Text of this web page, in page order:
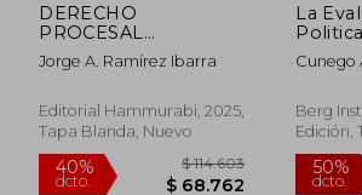
DERECHO
PROCESAL
ADMINISTRATIVO Y
LEY N° 20.285
Jorge A. Ramírez Ibarra
Editorial Hammurabi, 2025,
Tapa Blanda, Nuevo
La
una
Cunego
Berg
Edición,
Nuevo